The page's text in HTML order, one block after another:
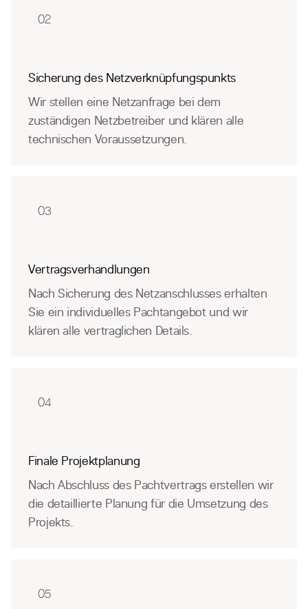
02
Sicherung des Netzverknüpfungspunkts
Wir stellen eine Netzanfrage bei dem
zuständigen Netzbetreiber und klären alle
technischen Voraussetzungen.
03
Vertragsverhandlungen
Nach Sicherung des Netzanschlusses erhalten
Sie ein individuelles Pachtangebot und wir
klären alle vertraglichen Details.
04
Finale Projektplanung
Nach Abschluss des Pachtvertrags erstellen wir
die detaillierte Planung für die Umsetzung des
Projekts.
05